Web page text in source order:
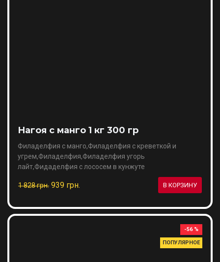
Нагоя с манго 1 кг 300 гр
Филаделфия с манго,Филаделфия с креветкой и
угрем,Филаделфия,Филаделфия угорь
лайт,Фидаделфия с лососем в кунжуте
1 828 грн. 939 грн. В КОРЗИНУ
ПОПУЛЯРНОЕ
-56 %